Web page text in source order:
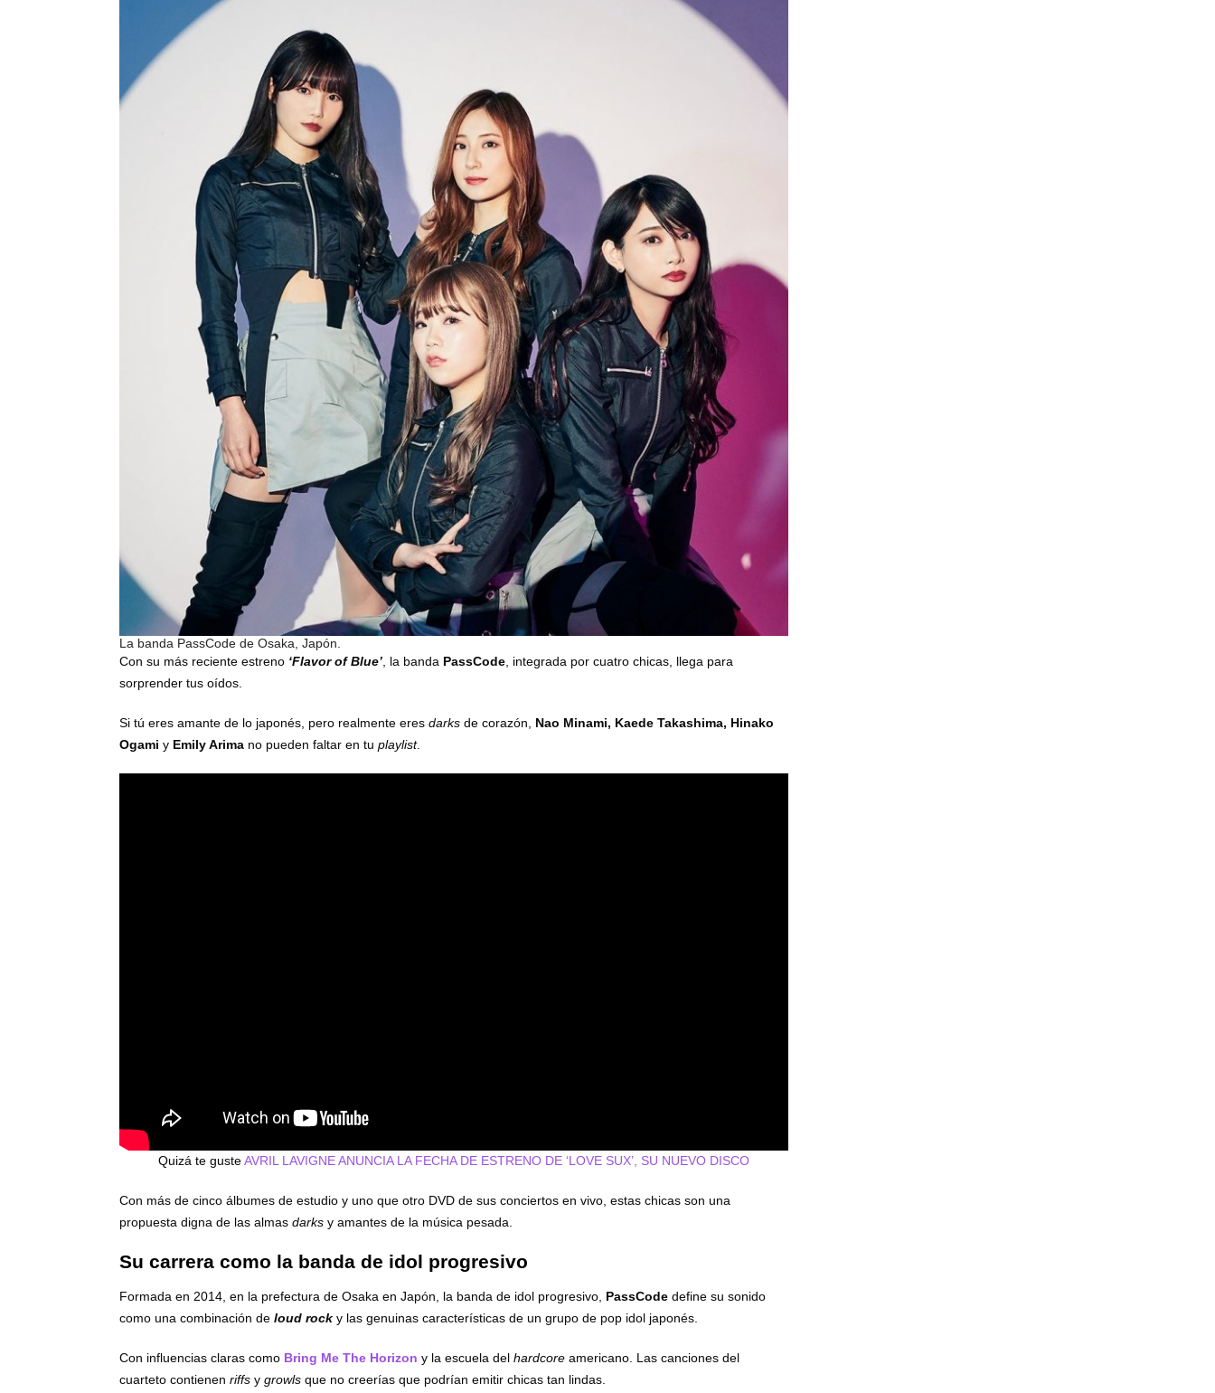
La banda PassCode de Osaka, Japón.
Con su más reciente estreno ‘Flavor of Blue’ , la banda PassCode , integrada por cuatro chicas, llega para
sorprender tus oídos.
Si tú eres amante de lo japonés, pero realmente eres darks de corazón, Nao Minami, Kaede Takashima, Hinako
Ogami y Emily Arima no pueden faltar en tu playlist.
Quizá te gusteAVRIL LAVIGNE ANUNCIA LA FECHA DE ESTRENO DE ‘LOVE SUX’, SU NUEVO DISCO
Con más de cinco álbumes de estudio y uno que otro DVD de sus conciertos en vivo, estas chicas son una
propuesta digna de las almas darks y amantes de la música pesada.
Su carrera como la banda de idol progresivo
Formada en 2014, en la prefectura de Osaka en Japón, la banda de idol progresivo, PassCode define su sonido
como una combinación de loud rock y las genuinas características de un grupo de pop idol japonés.
Con influencias claras como Bring Me The Horizon y la escuela del hardcore americano. Las canciones del
cuarteto contienen riffs y growls que no creerías que podrían emitir chicas tan lindas.